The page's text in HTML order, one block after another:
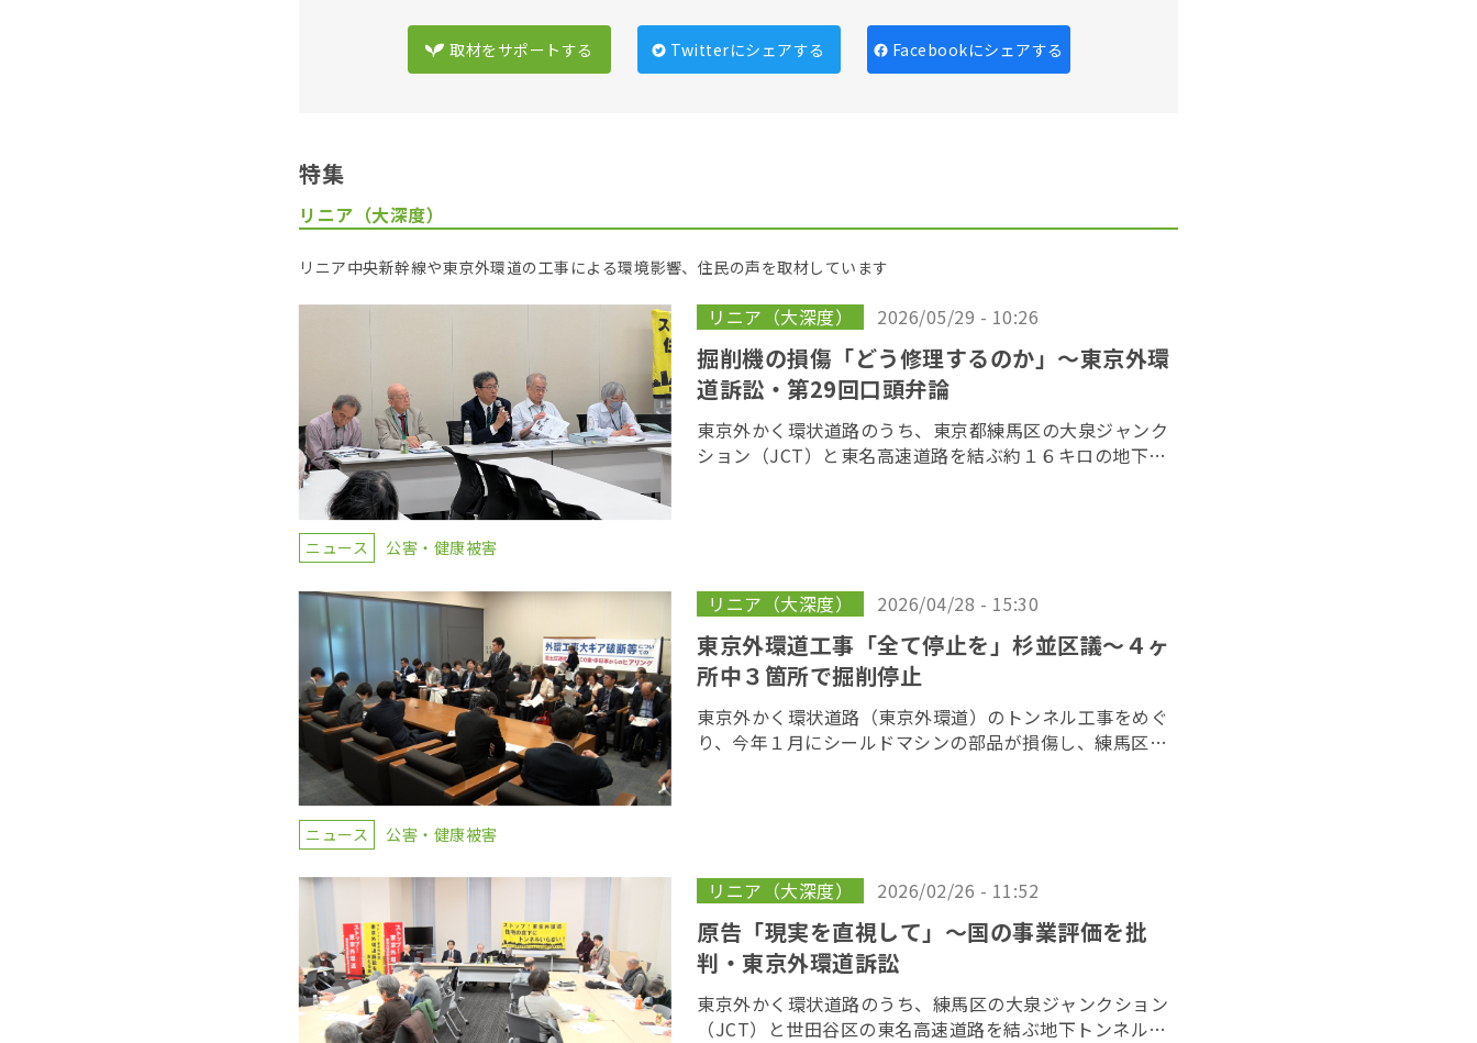
取材をサポートする Twitterにシェアする Facebookにシェアする
特集
リニア（大深度）
リニア中央新幹線や東京外環道の工事による環境影響、住民の声を取材しています
リニア（大深度） 2026/05/29 - 10:26
掘削機の損傷「どう修理するのか」〜東京外環
道訴訟・第29回口頭弁論
東京外かく環状道路のうち、東京都練馬区の大泉ジャンク
ション（JCT）と東名高速道路を結ぶ約１６キロの地下ト
ニュース 公害・健康被害
リニア（大深度） 2026/04/28 - 15:30
東京外環道工事「全て停止を」杉並区議〜４ヶ
所中３箇所で掘削停止
東京外かく環状道路（東京外環道）のトンネル工事をめぐ
り、今年１月にシールドマシンの部品が損傷し、練馬区の
ニュース 公害・健康被害
リニア（大深度） 2026/02/26 - 11:52
原告「現実を直視して」〜国の事業評価を批
判・東京外環道訴訟
東京外かく環状道路のうち、練馬区の大泉ジャンクション
（JCT）と世田谷区の東名高速道路を結ぶ地下トンネル工